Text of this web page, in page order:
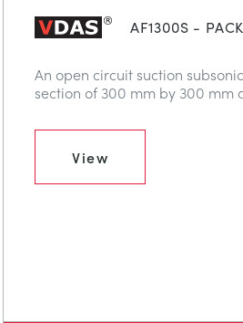
AF1300S -
An open circuit suction
section of 300 mm by 300 mm
View